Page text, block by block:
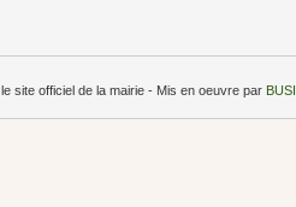
site officiel de la mairie - Mis en oeuvre par